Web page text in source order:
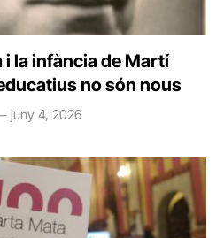
i la infància de Martí
no són nous
juny 4, 2026